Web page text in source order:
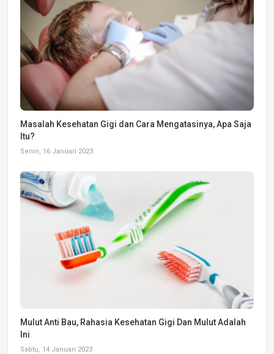
Masalah Kesehatan Gigi dan Cara Mengatasinya, Apa Saja
Itu?
Senin, 16 Januari 2023
Mulut Anti Bau, Rahasia Kesehatan Gigi Dan Mulut Adalah
Ini
Sabtu, 14 Januari 2023